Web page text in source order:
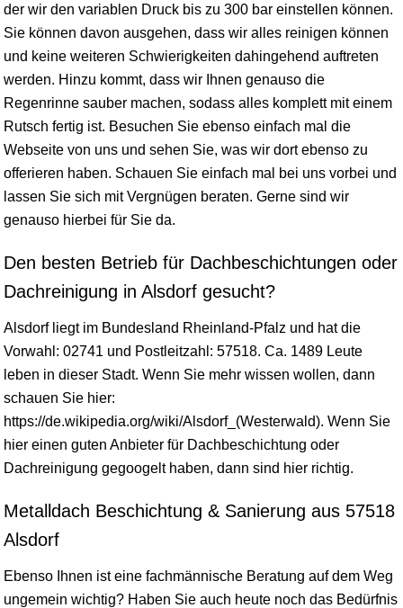
der wir den variablen Druck bis zu 300 bar einstellen können.
Sie können davon ausgehen, dass wir alles reinigen können
und keine weiteren Schwierigkeiten dahingehend auftreten
werden. Hinzu kommt, dass wir Ihnen genauso die
Regenrinne sauber machen, sodass alles komplett mit einem
Rutsch fertig ist. Besuchen Sie ebenso einfach mal die
Webseite von uns und sehen Sie, was wir dort ebenso zu
offerieren haben. Schauen Sie einfach mal bei uns vorbei und
lassen Sie sich mit Vergnügen beraten. Gerne sind wir
genauso hierbei für Sie da.
Den besten Betrieb für Dachbeschichtungen oder
Dachreinigung in Alsdorf gesucht?
Alsdorf liegt im Bundesland Rheinland-Pfalz und hat die
Vorwahl: 02741 und Postleitzahl: 57518. Ca. 1489 Leute
leben in dieser Stadt. Wenn Sie mehr wissen wollen, dann
schauen Sie hier:
https://de.wikipedia.org/wiki/Alsdorf_(Westerwald). Wenn Sie
hier einen guten Anbieter für Dachbeschichtung oder
Dachreinigung gegoogelt haben, dann sind hier richtig.
Metalldach Beschichtung & Sanierung aus 57518
Alsdorf
Ebenso Ihnen ist eine fachmännische Beratung auf dem Weg
ungemein wichtig? Haben Sie auch heute noch das Bedürfnis